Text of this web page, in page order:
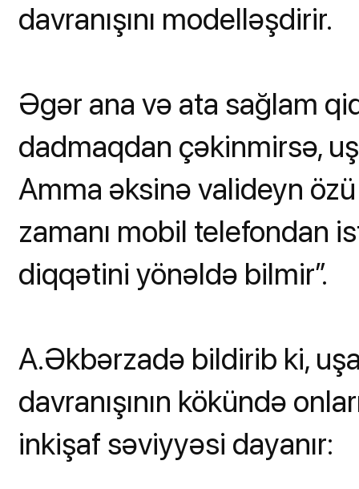
davranışını modelləşdirir.
Əgər ana və ata sağlam
dadmaqdan çəkinmirsə,
Amma əksinə valideyn
zamanı mobil telefondan
diqqətini yönəldə bilmir”.
A.Əkbərzadə bildirib ki,
davranışının kökündə
inkişaf səviyyəsi dayanır: